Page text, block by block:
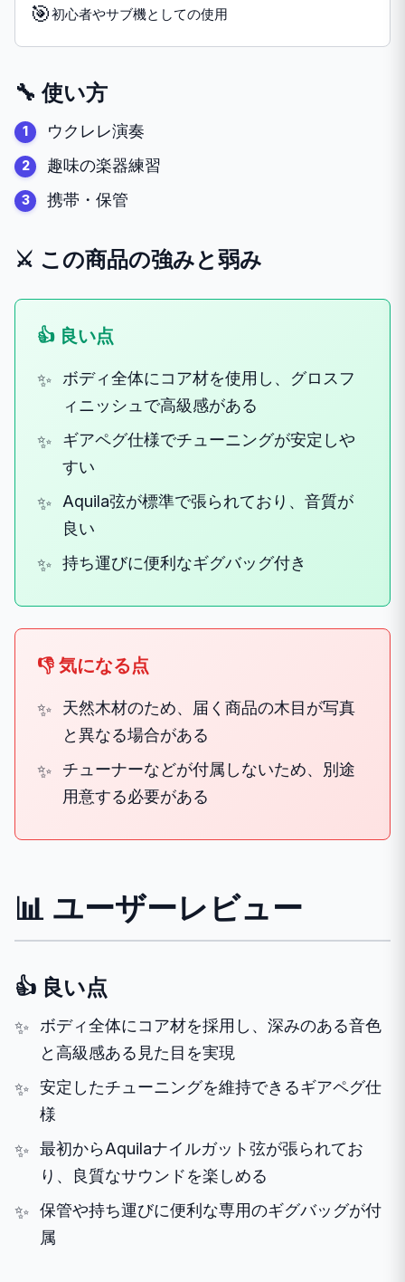
🎯初心者やサブ機としての使用
🔧 使い方
ウクレレ演奏
趣味の楽器練習
携帯・保管
⚔️ この商品の強みと弱み
👍 良い点
ボディ全体にコア材を使用し、グロスフ
ィニッシュで高級感がある
ギアペグ仕様でチューニングが安定しや
すい
Aquila弦が標準で張られており、音質が
良い
持ち運びに便利なギグバッグ付き
👎 気になる点
天然木材のため、届く商品の木目が写真
と異なる場合がある
チューナーなどが付属しないため、別途
用意する必要がある
📊 ユーザーレビュー
👍 良い点
ボディ全体にコア材を採用し、深みのある音色
と高級感ある見た目を実現
安定したチューニングを維持できるギアペグ仕
様
最初からAquilaナイルガット弦が張られてお
り、良質なサウンドを楽しめる
保管や持ち運びに便利な専用のギグバッグが付
属